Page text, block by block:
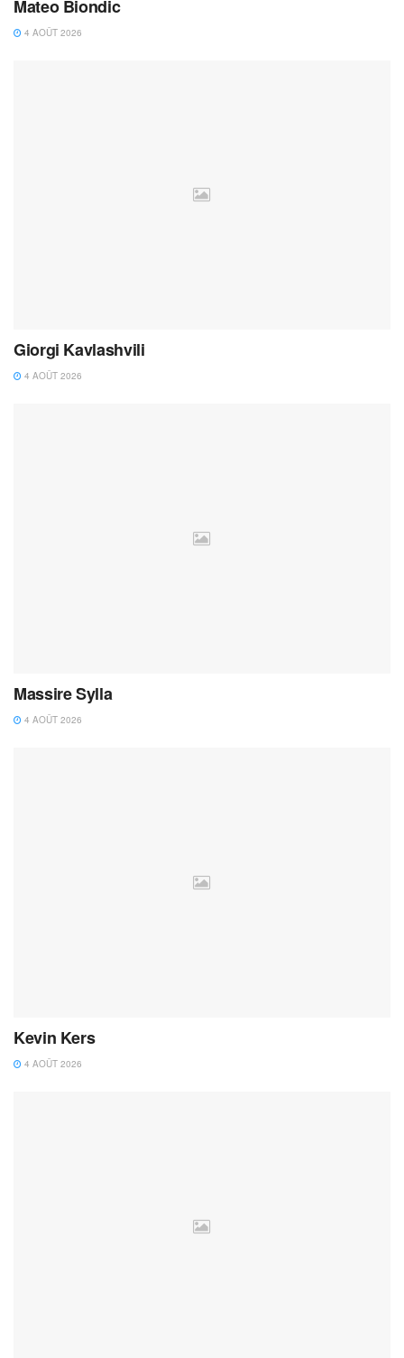
Mateo Biondic
4 AOÛT 2026
Giorgi Kavlashvili
4 AOÛT 2026
Massire Sylla
4 AOÛT 2026
Kevin Kers
4 AOÛT 2026